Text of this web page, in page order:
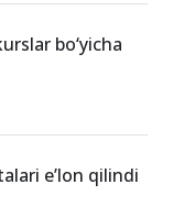
bo‘yicha
e’lon qilindi